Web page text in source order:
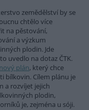
zemědělství by se
chtělo více
na pěstování,
a výzkum
plodin. Jde
uvedlo na dotaz ČTK.
plán, který chce
bílkovin. Cílem plánu je
a rozvíjet jejich
plodin,
je, zejména u sóji.